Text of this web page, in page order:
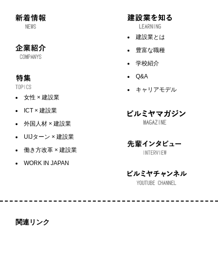
女性 × 建設業
ICT × 建設業
外国人材 × 建設業
UIJターン × 建設業
働き方改革 × 建設業
WORK IN JAPAN
建設業とは
豊富な職種
学校紹介
Q&A
キャリアモデル
関連リンク